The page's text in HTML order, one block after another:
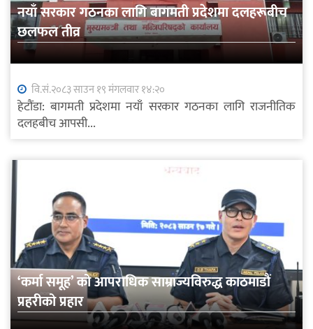
नयाँ सरकार गठनका लागि बागमती प्रदेशमा दलहरूबीच
छलफल तीव्र
वि.सं.२०८३ साउन १९ मंगलवार १४:२०
हेटौंडा: बागमती प्रदेशमा नयाँ सरकार गठनका लागि राजनीतिक
दलहबीच आपसी...
‘कर्मा समूह’ को आपराधिक साम्राज्यविरुद्ध काठमाडौं
प्रहरीको प्रहार